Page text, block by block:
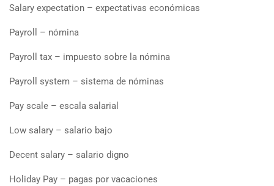
Salary expectation – expectativas económicas
Payroll – nómina
Payroll tax – impuesto sobre la nómina
Payroll system – sistema de nóminas
Pay scale – escala salarial
Low salary – salario bajo
Decent salary – salario digno
Holiday Pay – pagas por vacaciones